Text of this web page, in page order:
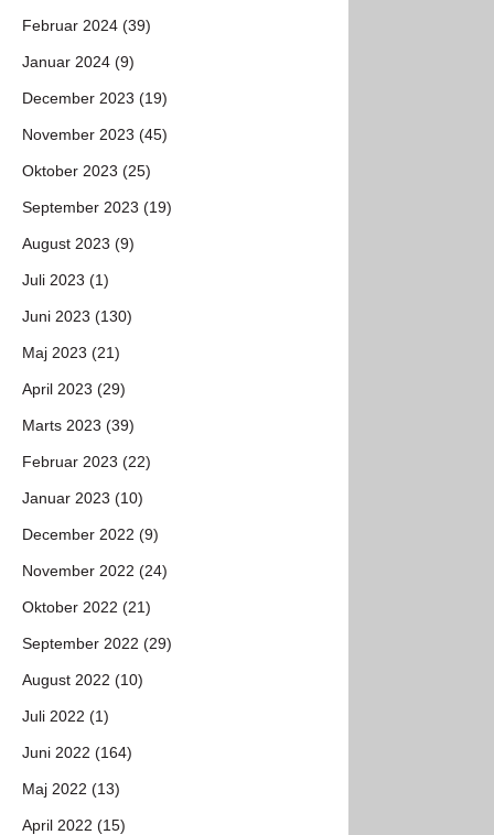
Februar 2024 (39)
Januar 2024 (9)
December 2023 (19)
November 2023 (45)
Oktober 2023 (25)
September 2023 (19)
August 2023 (9)
Juli 2023 (1)
Juni 2023 (130)
Maj 2023 (21)
April 2023 (29)
Marts 2023 (39)
Februar 2023 (22)
Januar 2023 (10)
December 2022 (9)
November 2022 (24)
Oktober 2022 (21)
September 2022 (29)
August 2022 (10)
Juli 2022 (1)
Juni 2022 (164)
Maj 2022 (13)
April 2022 (15)